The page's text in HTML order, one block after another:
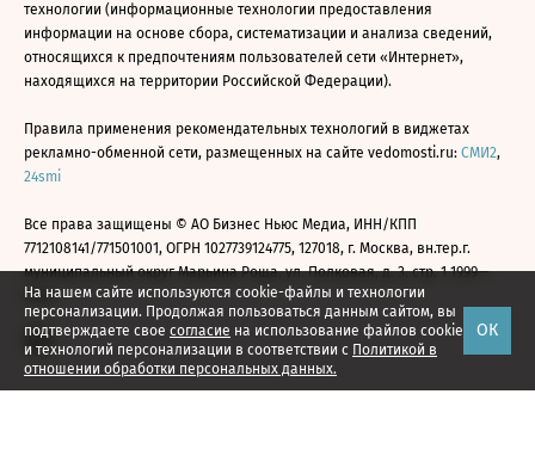
На нашем сайте используются cookie-файлы и технологии
персонализации. Продолжая пользоваться данным сайтом, вы
подтверждаете свое согласие на использование файлов cookie
и технологий персонализации в соответствии с Политикой в
отношении обработки персональных данных.
ОК
технологии (информационные технологии предоставления
информации на основе сбора, систематизации и анализа сведений,
относящихся к предпочтениям пользователей сети «Интернет»,
находящихся на территории Российской Федерации).
Правила применения рекомендательных технологий в виджетах
рекламно-обменной сети, размещенных на сайте vedomosti.ru: СМИ2,
24smi
Все права защищены © АО Бизнес Ньюс Медиа, ИНН/КПП
7712108141/771501001, ОГРН 1027739124775, 127018, г. Москва, вн.тер.г.
муниципальный округ Марьина Роща, ул. Полковая, д. 3, стр. 1 1999—
2026